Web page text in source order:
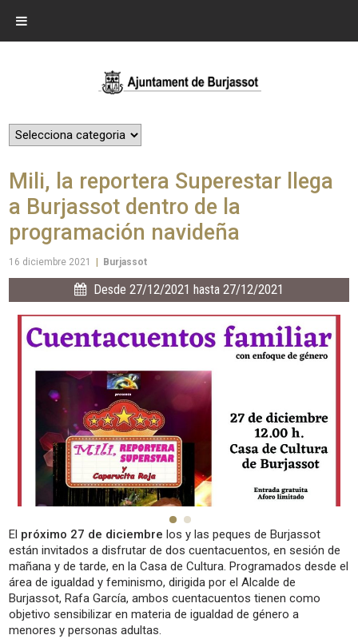
Mili, la reportera Superestar llega
a Burjassot dentro de la
programación navideña
16 diciembre 2021 Burjassot
Desde 27/12/2021 hasta 27/12/2021
El próximo 27 de diciembre los y las peques de Burjassot
están invitados a disfrutar de dos cuentacuentos, en sesión de
mañana y de tarde, en la Casa de Cultura. Programados desde el
área de igualdad y feminismo, dirigida por el Alcalde de
Burjassot, Rafa García, ambos cuentacuentos tienen como
objetivo sensibilizar en materia de igualdad de género a
menores y personas adultas.